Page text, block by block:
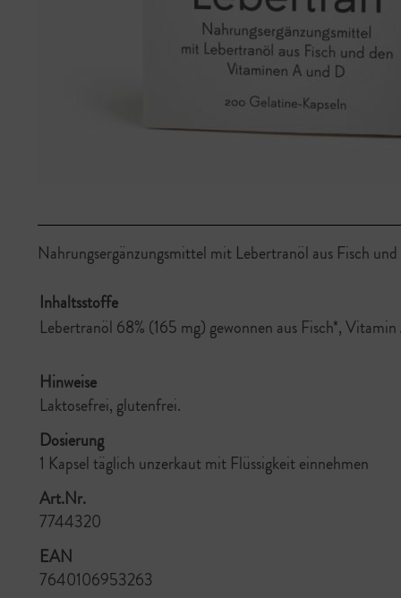
Nahrungsergänzungsmittel mit Lebertranöl aus Fisch
Inhaltsstoffe
Lebertranöl 68% (165 mg) gewonnen aus Fisch*,
Hinweise
Laktosefrei, glutenfrei.
Dosierung
1 Kapsel täglich unzerkaut mit Flüssigkeit einnehmen
Art.Nr.
7744320
EAN
7640106953263